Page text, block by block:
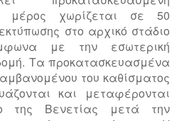
μέρος χωρίζεται σε 50
στο αρχικό στάδιο
με την εσωτερική
Τα προκατασκευασμένα
του καθίσματος
και μεταφέρονται
της Βενετίας μετά την